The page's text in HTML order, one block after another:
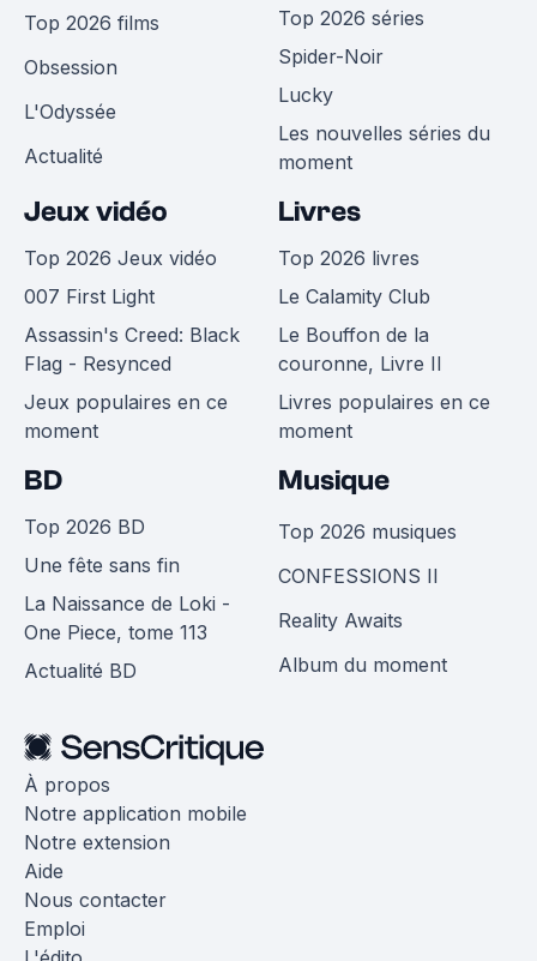
Top 2026 films
Obsession
L'Odyssée
Actualité
Top 2026 séries
Spider-Noir
Lucky
Les nouvelles séries du
moment
Jeux vidéo
Top 2026 Jeux vidéo
007 First Light
Assassin's Creed: Black
Flag - Resynced
Jeux populaires en ce
moment
Livres
Top 2026 livres
Le Calamity Club
Le Bouffon de la
couronne, Livre II
Livres populaires en ce
moment
BD
Top 2026 BD
Une fête sans fin
La Naissance de Loki -
One Piece, tome 113
Actualité BD
Musique
Top 2026 musiques
CONFESSIONS II
Reality Awaits
Album du moment
À propos
Notre application mobile
Notre extension
Aide
Nous contacter
Emploi